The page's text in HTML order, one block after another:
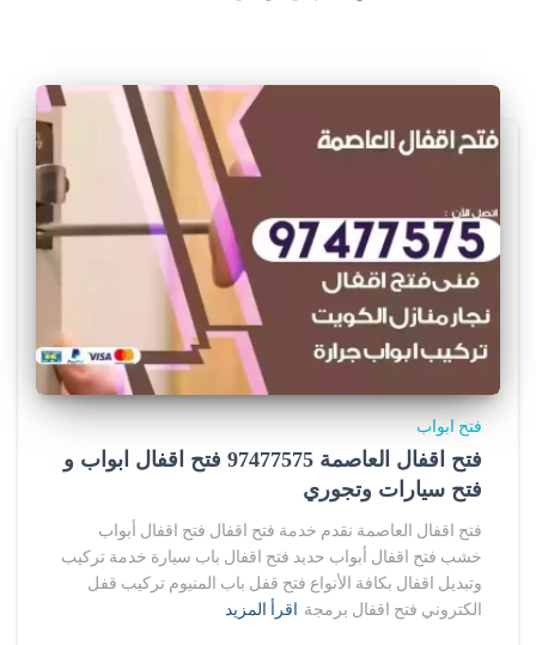
فتح ابواب
فتح اقفال العاصمة 97477575 فتح اقفال ابواب و
فتح سيارات وتجوري
فتح اقفال العاصمة نقدم خدمة فتح اقفال فتح اقفال أبواب
خشب فتح اقفال أبواب حديد فتح اقفال باب سيارة خدمة تركيب
وتبديل اقفال بكافة الأنواع فتح قفل باب المنيوم تركيب قفل
الكتروني فتح اقفال برمجة اقرأ المزيد